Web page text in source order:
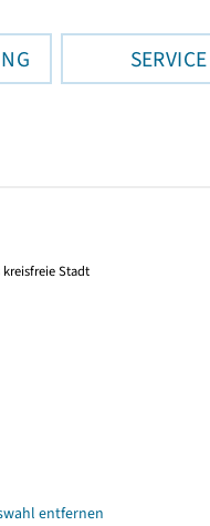
SERVICE
kreisfreie Stadt
entfernen